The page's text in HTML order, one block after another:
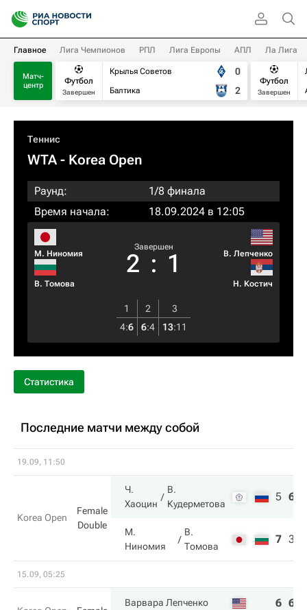
Главное Лига Чемпионов РПЛ Лига Европы АПЛ Ла Лига
Матч-
центр
Футбол
Завершен
Крылья Советов
Балтика
0
2
Футбол
Завершен
Теннис
WTA- Korea Open
Раунд:
1/8 финала
Время начала:
18.09.2024 в 12:05
М. Ниномия
В. Томова
Завершен
2 : 1 В. Лепченко
Н. Костич
1 2
3
4:6 6:4 13:11
Статистика
Последние матчи между собой
19.09, 11:50
Korea Open
Female
Double
Ч.
Хаоцин
В.
Кудерметова
5 6
М.
Ниномия
В.
Томова
7 3
15.09, 05:25
Варвара Лепченко 6 6